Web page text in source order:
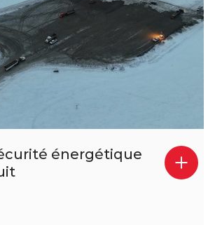
énergétique